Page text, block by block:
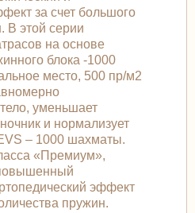
за счет большого
В этой серии
на основе
блока -1000
место, 500 пр/м2
уменьшает
и нормализует
– 1000 шахматы.
«Премиум»,
эффект
пружин.